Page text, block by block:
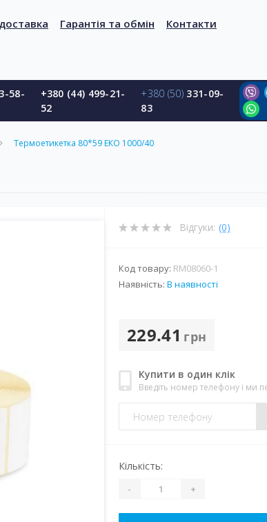
Гарантія та обмін Контакти
58-
+380 (44) 499-21-
52
+380 (50) 331-09-
83
Термоетикетка 80*59 ЕКО 1000/40
Відгуки: (0)
Код товару: RM08060-1
Наявність: В наявності
229.41 грн
Купити в один клік
Введіть номер телефону і ми
Кількість:
- +